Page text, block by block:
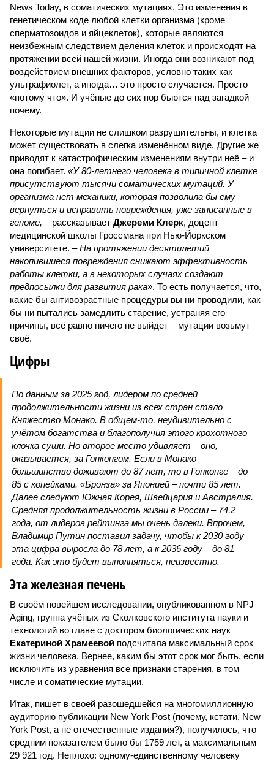
News Today, в соматических мутациях. Это изменения в
генетическом коде любой клетки организма (кроме
сперматозоидов и яйцеклеток), которые являются
неизбежным следствием деления клеток и происходят на
протяжении всей нашей жизни. Иногда они возникают под
воздействием внешних факторов, условно таких как
ультрафиолет, а иногда… это просто случается. Просто
«потому что». И учёные до сих пор бьются над загадкой
почему.
Некоторые мутации не слишком разрушительны, и клетка
может существовать в слегка изменённом виде. Другие же
приводят к катастрофическим изменениям внутри неё – и
она погибает. «У 80-летнего человека в типичной клетке
присутствуют тысячи соматических мутаций. У
организма нет механики, которая позволила бы ему
вернуться и исправить повреждения, уже записанные в
геноме, – рассказывает Джереми Клерк, доцент
медицинской школы Гроссмана при Нью-Йоркском
университете. – На протяжении десятилетий
накопившиеся повреждения снижают эффективность
работы клетки, а в некоторых случаях создают
предпосылки для развития рака». То есть получается, что,
какие бы антивозрастные процедуры вы ни проводили, как
бы ни пытались замедлить старение, устраняя его
причины, всё равно ничего не выйдет – мутации возьмут
своё.
Цифры
По данным за 2025 год, лидером по средней
продолжительности жизни из всех стран стало
Княжество Монако. В общем-то, неудивительно с
учётом богатства и благополучия этого крохотного
клочка суши. Но второе место удивляет – оно,
оказывается, за Гонконгом. Если в Монако
большинство доживают до 87 лет, то в Гонконге – до
85 с копейками. «Бронза» за Японией – почти 85 лет.
Далее следуют Южная Корея, Швейцария и Австралия.
Средняя продолжительность жизни в России – 74,2
года, от лидеров рейтинга мы очень далеки. Впрочем,
Владимир Путин поставил задачу, чтобы к 2030 году
эта цифра выросла до 78 лет, а к 2036 году – до 81
года. Как это будет выполняться, неизвестно.
Эта железная печень
В своём новейшем исследовании, опубликованном в NPJ
Aging, группа учёных из Сколковского института науки и
технологий во главе с доктором биологических наук
Екатериной Храмеевой подсчитала максимальный срок
жизни человека. Вернее, каким бы этот срок мог быть, если
исключить из уравнения все признаки старения, в том
числе и соматические мутации.
Итак, пишет в своей разошедшейся на многомиллионную
аудиторию публикации New York Post (почему, кстати, New
York Post, а не отечественные издания?), получилось, что
средним показателем было бы 1759 лет, а максимальным –
29 921 год. Неплохо: одному-единственному человеку